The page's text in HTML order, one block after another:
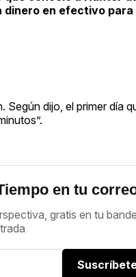
dinero en efectivo
dijo, el primer día
en tu
gratis en tu